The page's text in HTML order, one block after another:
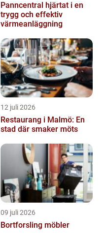
Panncentral hjärtat i en
trygg och effektiv
värmeanläggning
12 juli 2026
Restaurang i Malmö: En
stad där smaker möts
09 juli 2026
Bortforsling möbler